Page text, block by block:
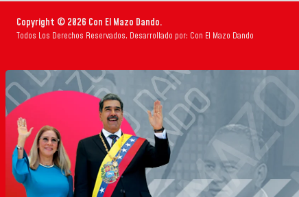
Copyright © 2026 Con El Mazo Dando.
Todos Los Derechos Reservados. Desarrollado por: Con El Mazo Dando